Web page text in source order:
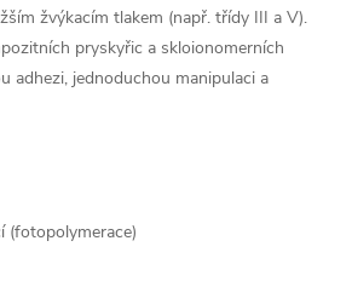
žvýkacím tlakem (např. třídy III a V).
pryskyřic a skloionomerních
adhezi, jednoduchou manipulaci a
(fotopolymerace)